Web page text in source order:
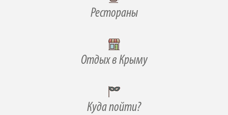
Рестораны
Отдых в Крыму
Куда пойти?